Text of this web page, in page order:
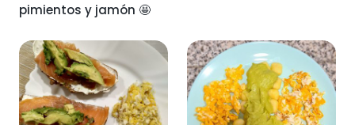
pimientos y jamón 🤩